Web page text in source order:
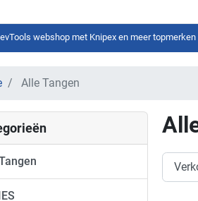
webshop met Knipex en meer topmerken
Alle Tangen